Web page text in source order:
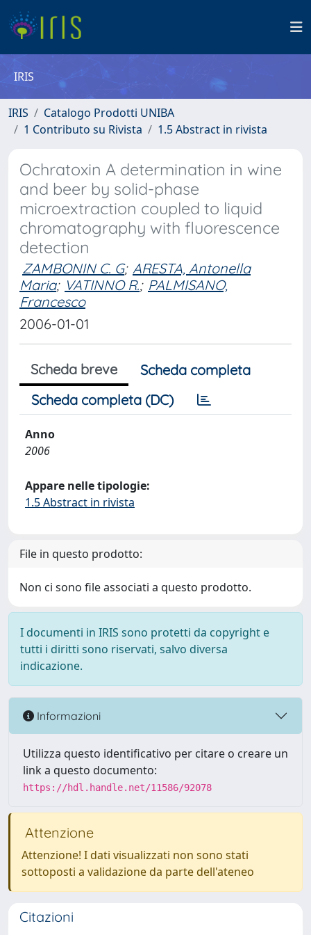
IRIS
IRIS
Catalogo Prodotti UNIBA
1 Contributo su Rivista
1.5 Abstract in rivista
Ochratoxin A determination in wine
and beer by solid-phase
microextraction coupled to liquid
chromatography with fluorescence
detection
ZAMBONIN C. G; ARESTA, Antonella
Maria; VATINNO R.; PALMISANO,
Francesco
2006-01-01
Scheda breve
Scheda completa
Scheda completa (DC)
Anno
2006
Appare nelle tipologie:
1.5 Abstract in rivista
File in questo prodotto:
Non ci sono file associati a questo prodotto.
I documenti in IRIS sono protetti da copyright e
tutti i diritti sono riservati, salvo diversa
indicazione.
Informazioni
Utilizza questo identificativo per citare o creare un
link a questo documento:
https://hdl.handle.net/11586/92078
Attenzione
Attenzione! I dati visualizzati non sono stati
sottoposti a validazione da parte dell'ateneo
Citazioni